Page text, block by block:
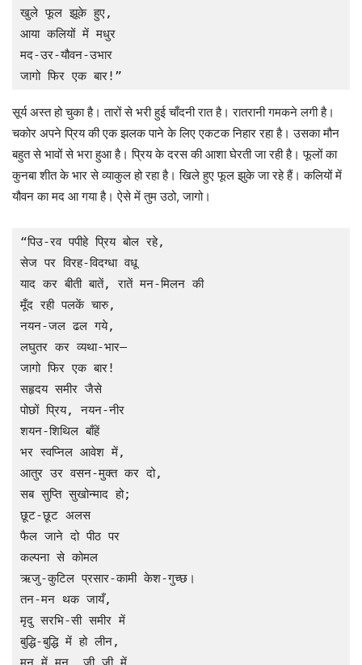
खुले फूल झूके हुए,
आया कलियों में मधुर
मद-उर-यौवन-उभार
जागो फिर एक बार!”
सूर्य अस्त हो चुका है। तारों से भरी हुई चाँदनी रात है। रातरानी गमकने लगी है।
चकोर अपने प्रिय की एक झलक पाने के लिए एकटक निहार रहा है। उसका मौन
बहुत से भावों से भरा हुआ है। प्रिय के दरस की आशा घेरती जा रही है। फूलों का
कुनबा शीत के भार से व्याकुल हो रहा है। खिले हुए फूल झुके जा रहे हैं। कलियों में
यौवन का मद आ गया है। ऐसे में तुम उठो, जागो।
“पिउ-रव पपीहे प्रिय बोल रहे,
सेज पर विरह-विदग्धा वधू
याद कर बीती बातें, रातें मन-मिलन की
मूँद रही पलकें चारु,
नयन-जल ढल गये,
लघुतर कर व्यथा-भार—
जागो फिर एक बार!
सहृदय समीर जैसे
पोछों प्रिय, नयन-नीर
शयन-शिथिल बाँहें
भर स्वप्निल आवेश में,
आतुर उर वसन-मुक्त कर दो,
सब सुप्ति सुखोन्माद हो;
छूट-छूट अलस
फैल जाने दो पीठ पर
कल्पना से कोमल
ऋजु-कुटिल प्रसार-कामी केश-गुच्छ।
तन-मन थक जायँ,
मृदु सरभि-सी समीर में
बुद्धि-बुद्धि में हो लीन,